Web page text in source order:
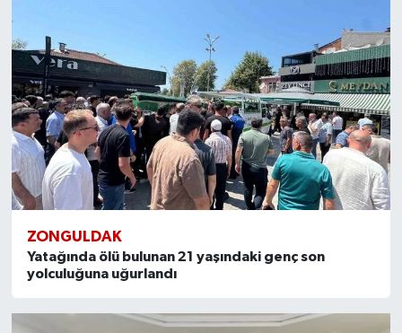
ZONGULDAK
Yatağında ölü bulunan 21 yaşındaki genç son
yolculuğuna uğurlandı